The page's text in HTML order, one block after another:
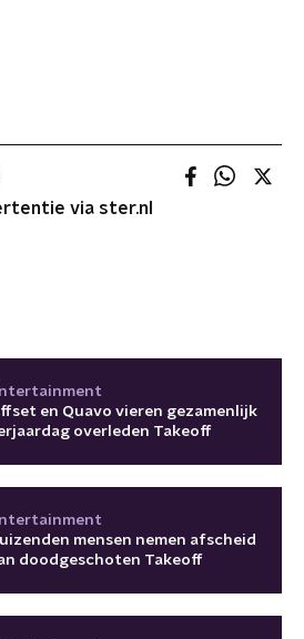
via ster.nl
en Quavo vieren gezamenlijk
overleden Takeoff
mensen nemen afscheid
doodgeschoten Takeoff